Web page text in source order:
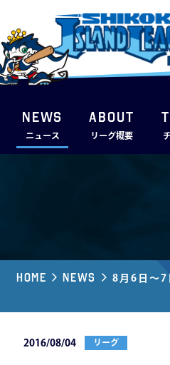
NEWS
ニュース
ABOUT
リーグ概要
Home News 8月6日～7
2016/08/04 リーグ